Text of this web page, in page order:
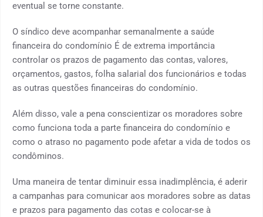
eventual se torne constante.
O síndico deve acompanhar semanalmente a saúde
financeira do condomínio É de extrema importância
controlar os prazos de pagamento das contas, valores,
orçamentos, gastos, folha salarial dos funcionários e todas
as outras questões financeiras do condomínio.
Além disso, vale a pena conscientizar os moradores sobre
como funciona toda a parte financeira do condomínio e
como o atraso no pagamento pode afetar a vida de todos os
condôminos.
Uma maneira de tentar diminuir essa inadimplência, é aderir
a campanhas para comunicar aos moradores sobre as datas
e prazos para pagamento das cotas e colocar-se à